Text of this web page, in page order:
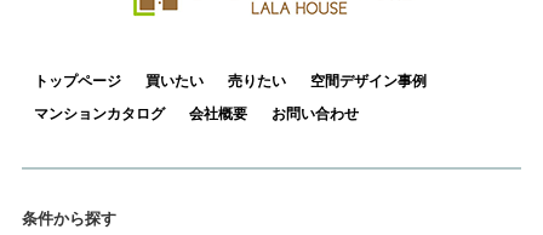
トップページ 買いたい 売りたい
空間デザイン事例
マンションカタログ
会社概要 お問い合わせ
条件から探す